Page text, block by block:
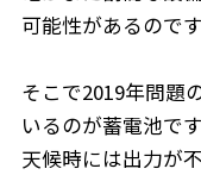
可能性があるのです
そこで2019年問題
いるのが蓄電池で
天候時には出力が